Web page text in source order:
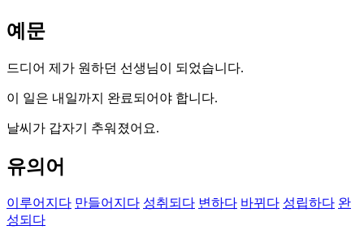
예문
드디어 제가 원하던 선생님이 되었습니다.
이 일은 내일까지 완료되어야 합니다.
날씨가 갑자기 추워졌어요.
유의어
이루어지다 만들어지다 성취되다 변하다 바뀌다 성립하다 완
성되다